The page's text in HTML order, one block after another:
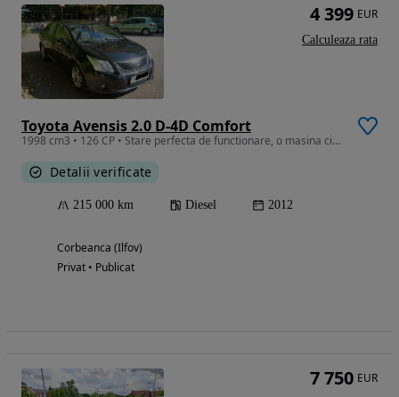
Toyota Avensis 2.0 D-4D Comfort
1998 cm3 • 126 CP • Stare perfecta de functionare, o masina cinstita la un preț corect.
Detalii verificate
215 000 km Diesel 2012
Corbeanca (Ilfov)
Privat • Publicat
4 399 EUR
Calculeaza rata
7 750 EUR